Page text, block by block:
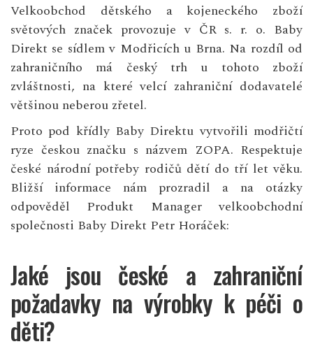
Velkoobchod dětského a kojeneckého zboží
světových značek provozuje v ČR s. r. o. Baby
Direkt se sídlem v Modřicích u Brna. Na rozdíl od
zahraničního má český trh u tohoto zboží
zvláštnosti, na které velcí zahraniční dodavatelé
většinou neberou zřetel.
Proto pod křídly Baby Direktu vytvořili modřičtí
ryze českou značku s názvem ZOPA. Respektuje
české národní potřeby rodičů dětí do tří let věku.
Bližší informace nám prozradil a na otázky
odpověděl Produkt Manager velkoobchodní
společnosti Baby Direkt Petr Horáček:
Jaké jsou české a zahraniční
požadavky na výrobky k péči o
děti?